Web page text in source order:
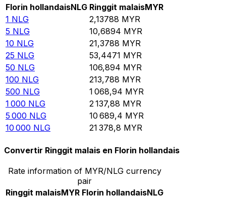
Florin hollandaisNLG Ringgit malaisMYR
1 NLG 2,13788 MYR
5 NLG 10,6894 MYR
10 NLG 21,3788 MYR
25 NLG 53,4471 MYR
50 NLG 106,894 MYR
100 NLG 213,788 MYR
500 NLG 1 068,94 MYR
1 000 NLG 2 137,88 MYR
5 000 NLG 10 689,4 MYR
10 000 NLG 21 378,8 MYR
Convertir Ringgit malais en Florin hollandais
Rate information of MYR/NLG currency
pair
Ringgit malaisMYR Florin hollandaisNLG